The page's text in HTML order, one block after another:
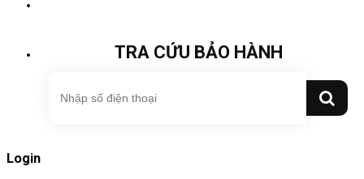
TRA CỨU BẢO HÀNH
Login